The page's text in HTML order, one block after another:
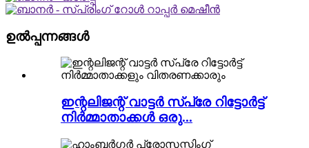
ഉൽപ്പന്നങ്ങൾ
ഇന്റലിജന്റ് വാട്ടർ സ്പ്രേ റിട്ടോർട്ട്
നിർമ്മാതാക്കൾ ഒരു...